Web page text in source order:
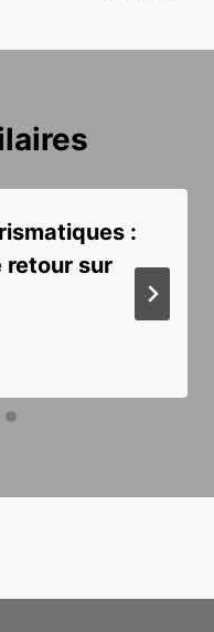
:
retour sur